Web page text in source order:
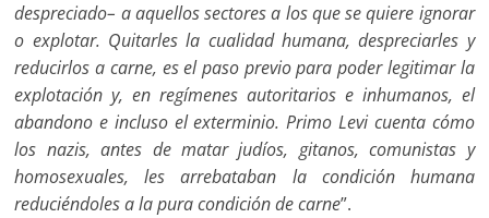
despreciado– a aquellos sectores a los que se quiere ignorar
o explotar. Quitarles la cualidad humana, despreciarles y
reducirlos a carne, es el paso previo para poder legitimar la
explotación y, en regímenes autoritarios e inhumanos, el
abandono e incluso el exterminio. Primo Levi cuenta cómo
los nazis, antes de matar judíos, gitanos, comunistas y
homosexuales, les arrebataban la condición humana
reduciéndoles a la pura condición de carne”.